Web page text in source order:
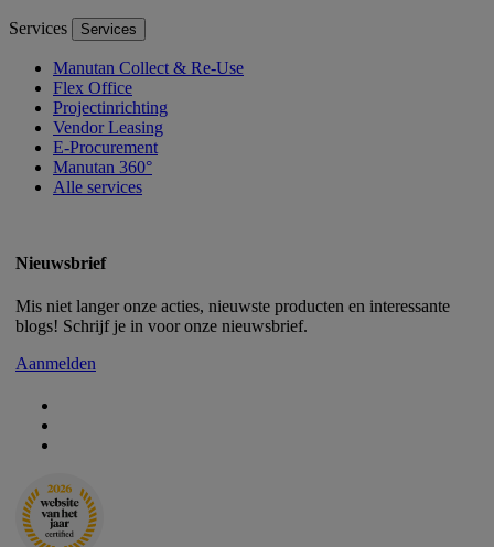
Services Services
Manutan Collect & Re-Use
Flex Office
Projectinrichting
Vendor Leasing
E-Procurement
Manutan 360°
Alle services
Nieuwsbrief
Mis niet langer onze acties, nieuwste producten en interessante
blogs! Schrijf je in voor onze nieuwsbrief.
Aanmelden